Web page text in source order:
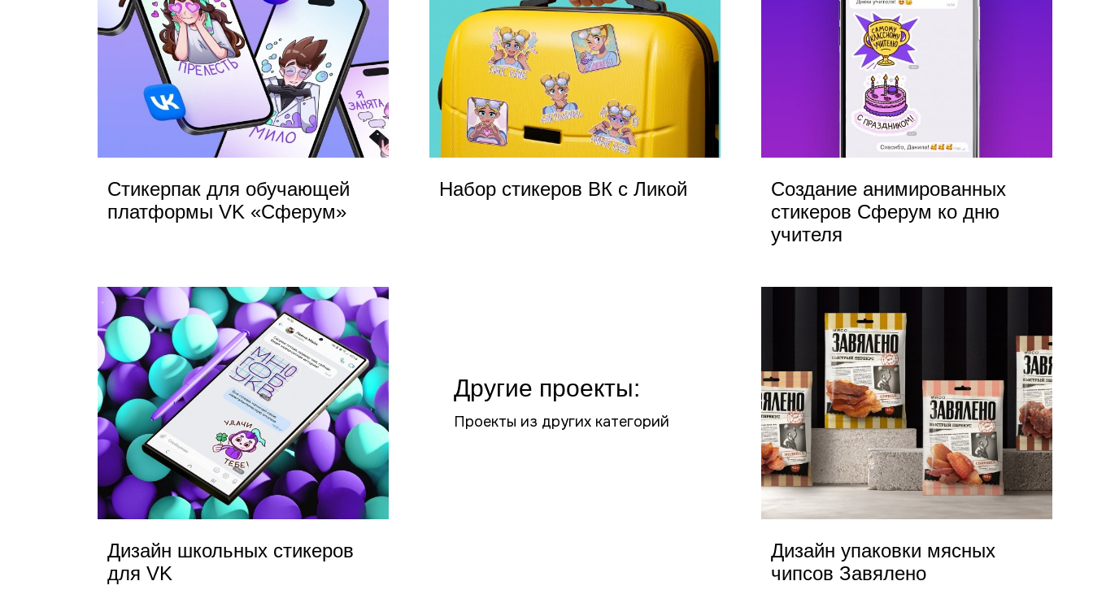
Стикерпак для обучающей
платформы VK «‎Сферум»
Набор стикеров ВК c Ликой
Создание анимированных
стикеров Сферум ко дню
учителя
Дизайн школьных стикеров
для VK
Другие проекты:
Проекты из других категорий
Дизайн упаковки мясных
чипсов Завялено